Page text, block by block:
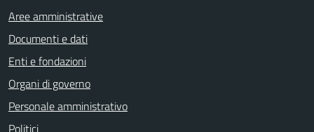
Aree amministrative
Documenti e dati
Enti e fondazioni
Organi di governo
Personale amministrativo
Politici